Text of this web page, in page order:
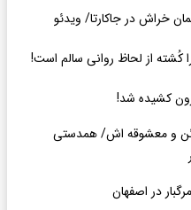
خراش در جاکارتا/ ویدئو
کُشته از لحاظ روانی سالم است!
کشیده شد!
و معشوقه اش/ همدستی